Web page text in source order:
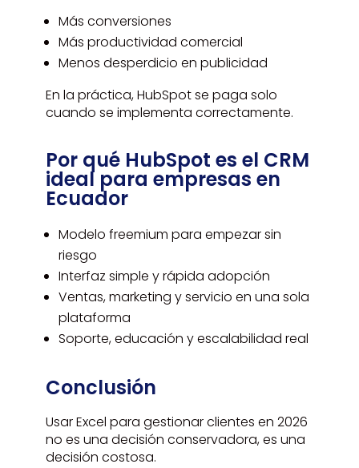
Más conversiones
Más productividad comercial
Menos desperdicio en publicidad
En la práctica, HubSpot se paga solo
cuando se implementa correctamente.
Por qué HubSpot es el CRM
ideal para empresas en
Ecuador
Modelo freemium para empezar sin
riesgo
Interfaz simple y rápida adopción
Ventas, marketing y servicio en una sola
plataforma
Soporte, educación y escalabilidad real
Conclusión
Usar Excel para gestionar clientes en 2026
no es una decisión conservadora, es una
decisión costosa.